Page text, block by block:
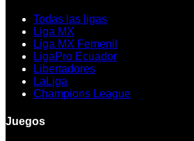
Todas las ligas
Liga MX
Liga MX Femenil
LigaPro Ecuador
Libertadores
LaLiga
Champions League
Juegos